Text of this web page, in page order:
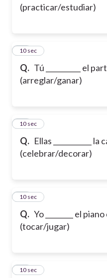
(practicar/estudiar)
Q. Tú __________ el
(arreglar/ganar)
19
10 sec
Q. Ellas ___________
(celebrar/decorar)
20
10 sec
Q. Yo ________ el
(tocar/jugar)
21
10 sec
22
10 sec